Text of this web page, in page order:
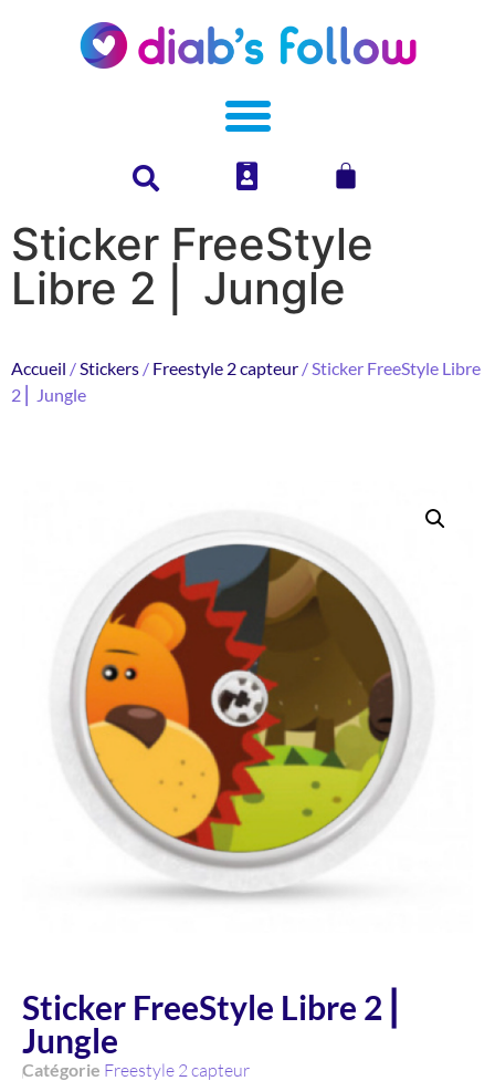
Sticker FreeStyle
Libre 2 ⎜ Jungle
Accueil /Stickers / Freestyle 2 capteur / Sticker FreeStyle Libre
2 ⎜ Jungle
Sticker FreeStyle Libre 2 ⎜
Jungle
Catégorie Freestyle 2 capteur